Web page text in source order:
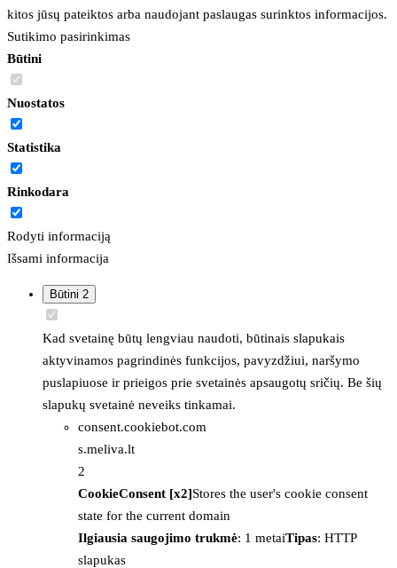
kitos jūsų pateiktos arba naudojant paslaugas surinktos informacijos.
Sutikimo pasirinkimas
Būtini
Nuostatos
Statistika
Rinkodara
Rodyti informaciją
Išsami informacija
Būtini 2
Kad svetainę būtų lengviau naudoti, būtinais slapukais
aktyvinamos pagrindinės funkcijos, pavyzdžiui, naršymo
puslapiuose ir prieigos prie svetainės apsaugotų sričių. Be šių
slapukų svetainė neveiks tinkamai.
consent.cookiebot.com
s.meliva.lt
2
CookieConsent [x2]Stores the user's cookie consent
state for the current domain
Ilgiausia saugojimo trukmė: 1 metaiTipas: HTTP
slapukas